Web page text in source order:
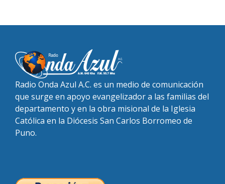
Radio Onda Azul A.C. es un medio de comunicación
que surge en apoyo evangelizador a las familias del
departamento y en la obra misional de la Iglesia
Católica en la Diócesis San Carlos Borromeo de
Puno.